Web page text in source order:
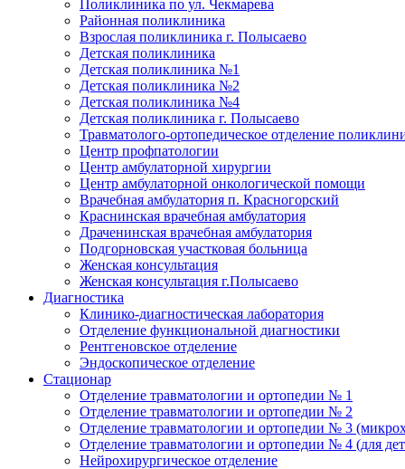
Поликлиника по ул. Чекмарева
Районная поликлиника
Взрослая поликлиника г. Полысаево
Детская поликлиника
Детская поликлиника №1
Детская поликлиника №2
Детская поликлиника №4
Детская поликлиника г. Полысаево
Травматолого-ортопедическое отделение
Центр профпатологии
Центр амбулаторной хирургии
Центр амбулаторной онкологической помощи
Врачебная амбулатория п. Красногорский
Краснинская врачебная амбулатория
Драченинская врачебная амбулатория
Подгорновская участковая больница
Женская консультация
Женская консультация г.Полысаево
Диагностика
Клинико-диагностическая лаборатория
Отделение функциональной диагностики
Рентгеновское отделение
Эндоскопическое отделение
Стационар
Отделение травматологии и ортопедии № 1
Отделение травматологии и ортопедии № 2
Отделение травматологии и ортопедии № 3
Отделение травматологии и ортопедии № 4 (для
Нейрохирургическое отделение